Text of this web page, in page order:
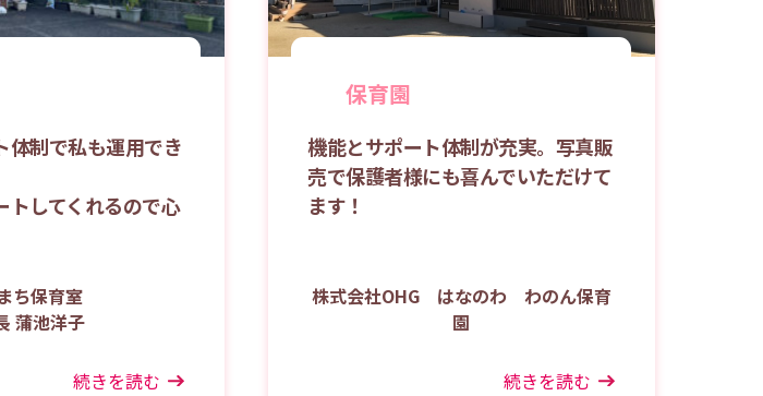
体制で私も運用でき
トしてくれるので心
ち保育室
蒲池洋子
続きを読む
保育園
機能とサポート体制が充実。写真販
売で保護者様にも喜んでいただけて
ます！
株式会社OHG はなのわ わのん保育
園
続きを読む